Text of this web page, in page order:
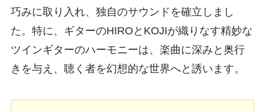
巧みに取り入れ、独自のサウンドを確立しまし
た。特に、ギターのHIROとKOJIが織りなす精妙な
ツインギターのハーモニーは、楽曲に深みと奥行
きを与え、聴く者を幻想的な世界へと誘います。